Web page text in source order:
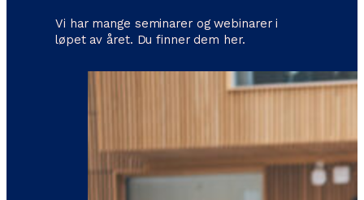
Vi har mange seminarer og webinarer i
løpet av året. Du finner dem her.